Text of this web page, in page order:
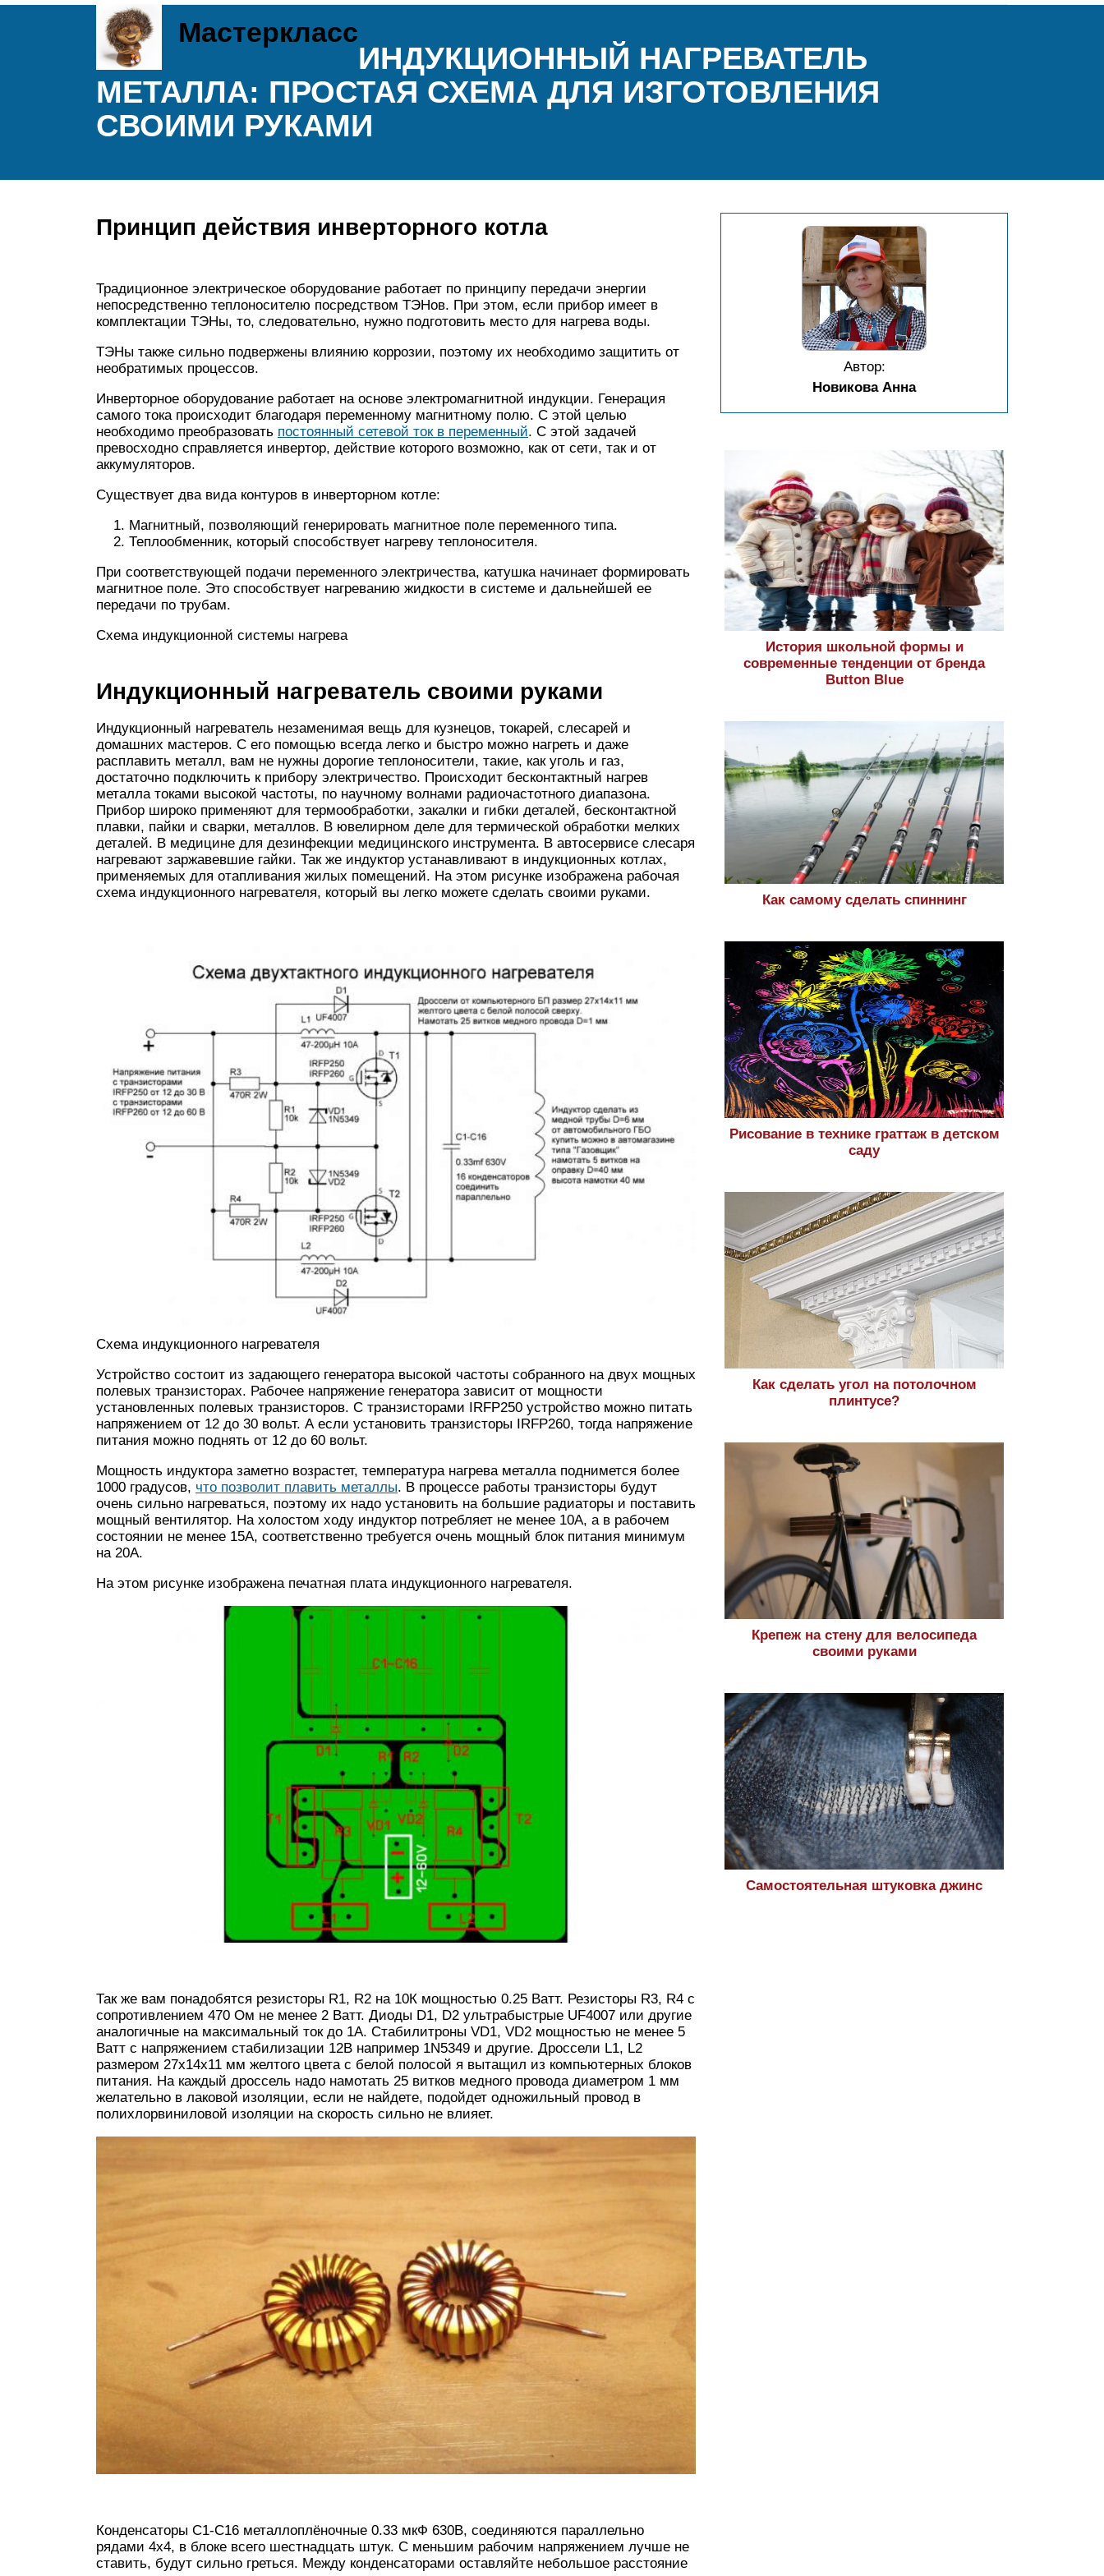
Мастеркласс
ИНДУКЦИОННЫЙ НАГРЕВАТЕЛЬ
МЕТАЛЛА: ПРОСТАЯ СХЕМА ДЛЯ ИЗГОТОВЛЕНИЯ
СВОИМИ РУКАМИ
Принцип действия инверторного котла
Традиционное электрическое оборудование работает по принципу передачи энергии
непосредственно теплоносителю посредством ТЭНов. При этом, если прибор имеет в
комплектации ТЭНы, то, следовательно, нужно подготовить место для нагрева воды.
ТЭНы также сильно подвержены влиянию коррозии, поэтому их необходимо защитить от
необратимых процессов.
Инверторное оборудование работает на основе электромагнитной индукции. Генерация
самого тока происходит благодаря переменному магнитному полю. С этой целью
необходимо преобразовать постоянный сетевой ток в переменный. С этой задачей
превосходно справляется инвертор, действие которого возможно, как от сети, так и от
аккумуляторов.
Существует два вида контуров в инверторном котле:
Магнитный, позволяющий генерировать магнитное поле переменного типа.
Теплообменник, который способствует нагреву теплоносителя.
При соответствующей подачи переменного электричества, катушка начинает формировать
магнитное поле. Это способствует нагреванию жидкости в системе и дальнейшей ее
передачи по трубам.
Схема индукционной системы нагрева
Индукционный нагреватель своими руками
Индукционный нагреватель незаменимая вещь для кузнецов, токарей, слесарей и
домашних мастеров. С его помощью всегда легко и быстро можно нагреть и даже
расплавить металл, вам не нужны дорогие теплоносители, такие, как уголь и газ,
достаточно подключить к прибору электричество. Происходит бесконтактный нагрев
металла токами высокой частоты, по научному волнами радиочастотного диапазона.
Прибор широко применяют для термообработки, закалки и гибки деталей, бесконтактной
плавки, пайки и сварки, металлов. В ювелирном деле для термической обработки мелких
деталей. В медицине для дезинфекции медицинского инструмента. В автосервисе слесаря
нагревают заржавевшие гайки. Так же индуктор устанавливают в индукционных котлах,
применяемых для отапливания жилых помещений. На этом рисунке изображена рабочая
схема индукционного нагревателя, который вы легко можете сделать своими руками.
Схема индукционного нагревателя
Устройство состоит из задающего генератора высокой частоты собранного на двух мощных
полевых транзисторах. Рабочее напряжение генератора зависит от мощности
установленных полевых транзисторов. С транзисторами IRFP250 устройство можно питать
напряжением от 12 до 30 вольт. А если установить транзисторы IRFP260, тогда напряжение
питания можно поднять от 12 до 60 вольт.
Мощность индуктора заметно возрастет, температура нагрева металла поднимется более
1000 градусов, что позволит плавить металлы. В процессе работы транзисторы будут
очень сильно нагреваться, поэтому их надо установить на большие радиаторы и поставить
мощный вентилятор. На холостом ходу индуктор потребляет не менее 10А, а в рабочем
состоянии не менее 15А, соответственно требуется очень мощный блок питания минимум
на 20А.
На этом рисунке изображена печатная плата индукционного нагревателя.
Так же вам понадобятся резисторы R1, R2 на 10К мощностью 0.25 Ватт. Резисторы R3, R4 с
сопротивлением 470 Ом не менее 2 Ватт. Диоды D1, D2 ультрабыстрые UF4007 или другие
аналогичные на максимальный ток до 1А. Стабилитроны VD1, VD2 мощностью не менее 5
Ватт с напряжением стабилизации 12В например 1N5349 и другие. Дроссели L1, L2
размером 27х14х11 мм желтого цвета с белой полосой я вытащил из компьютерных блоков
питания. На каждый дроссель надо намотать 25 витков медного провода диаметром 1 мм
желательно в лаковой изоляции, если не найдете, подойдет одножильный провод в
полихлорвиниловой изоляции на скорость сильно не влияет.
Конденсаторы С1-С16 металлоплёночные 0.33 мкФ 630В, соединяются параллельно
рядами 4х4, в блоке всего шестнадцать штук. С меньшим рабочим напряжением лучше не
ставить, будут сильно греться. Между конденсаторами оставляйте небольшое расстояние
Автор:
Новикова Анна
История школьной формы и
современные тенденции от бренда
Button Blue
Как самому сделать спиннинг
Рисование в технике граттаж в детском
саду
Как сделать угол на потолочном
плинтусе?
Крепеж на стену для велосипеда
своими руками
Самостоятельная штуковка джинс